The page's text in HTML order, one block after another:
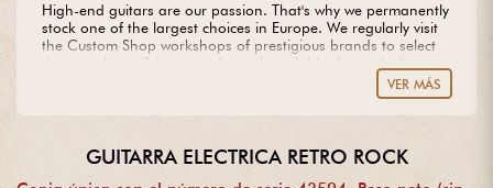
High-end guitars are our passion. That's why we permanently
stock one of the largest choices in Europe. We regularly visit
the Custom Shop workshops of prestigious brands to select
the most beautiful pieces of wood available, from which we
create our own models. Do you dream of an extraordinary
guitar? Entrust us with your project with complete peace of
VER MÁS
GUITARRA ELECTRICA RETRO ROCK